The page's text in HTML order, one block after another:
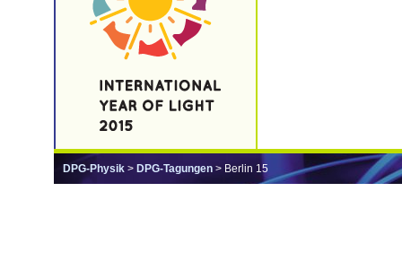
DPG-Physik > DPG-Tagungen > Berlin 15